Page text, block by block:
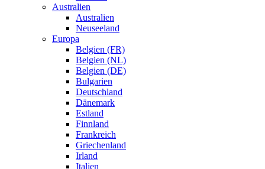
Australien
Australien
Neuseeland
Europa
Belgien (FR)
Belgien (NL)
Belgien (DE)
Bulgarien
Deutschland
Dänemark
Estland
Finnland
Frankreich
Griechenland
Irland
Italien